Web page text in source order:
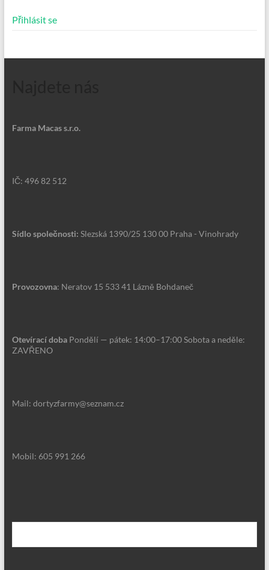
Přihlásit se
Farma Macas s.r.o.
IČ: 496 82 512
Sídlo společnosti: Slezská 1390/25 130 00 Praha - Vinohrady
Provozovna: Neratov 15 533 41 Lázně Bohdaneč
Otevírací dobaPondělí — pátek: 14:00–17:00 Sobota a neděle:
ZAVŘENO
Mail: dortyzfarmy@seznam.cz
Mobil: 605 991 266